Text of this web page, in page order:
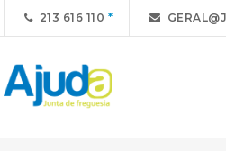
213 616 110